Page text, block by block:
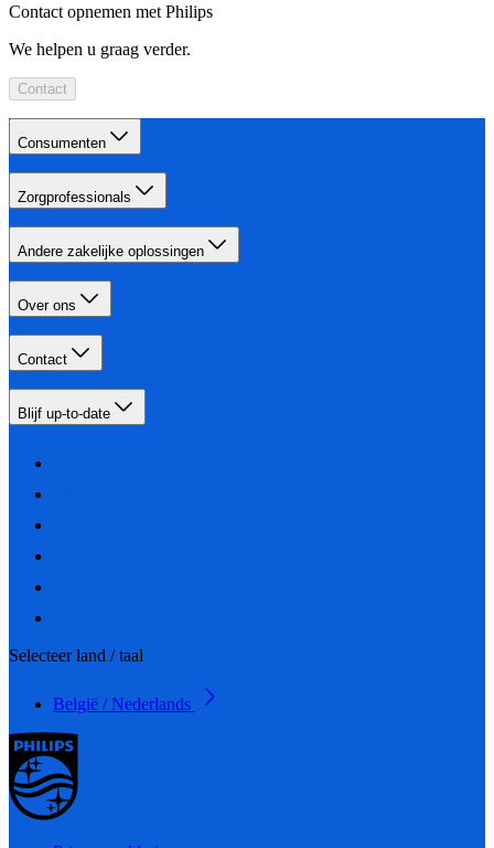
Contact opnemen met Philips
We helpen u graag verder.
Contact
Consumenten
Zorgprofessionals
Andere zakelijke oplossingen
Over ons
Contact
Blijf up-to-date
Selecteer land / taal
België / Nederlands